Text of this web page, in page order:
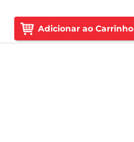
Adicionar ao Carrinho